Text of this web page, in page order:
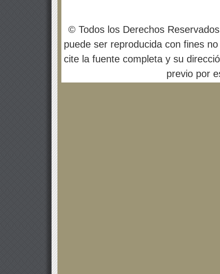
© Todos los Derechos
puede ser reproducida con fines
cite la fuente completa y su
previo por